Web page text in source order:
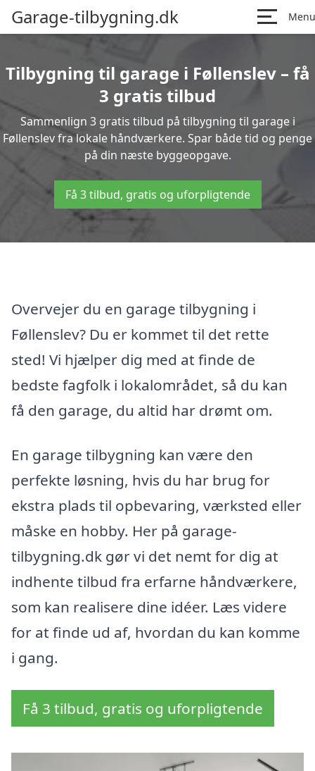
Garage-tilbygning.dk Menu
Tilbygning til garage i Føllenslev – få
3 gratis tilbud
Sammenlign 3 gratis tilbud på tilbygning til garage i
Føllenslev fra lokale håndværkere. Spar både tid og penge
på din næste byggeopgave.
Få 3 tilbud, gratis og uforpligtende
Overvejer du en garage tilbygning i
Føllenslev? Du er kommet til det rette
sted! Vi hjælper dig med at finde de
bedste fagfolk i lokalområdet, så du kan
få den garage, du altid har drømt om.
En garage tilbygning kan være den
perfekte løsning, hvis du har brug for
ekstra plads til opbevaring, værksted eller
måske en hobby. Her på garage-
tilbygning.dk gør vi det nemt for dig at
indhente tilbud fra erfarne håndværkere,
som kan realisere dine idéer. Læs videre
for at finde ud af, hvordan du kan komme
i gang.
Få 3 tilbud, gratis og uforpligtende